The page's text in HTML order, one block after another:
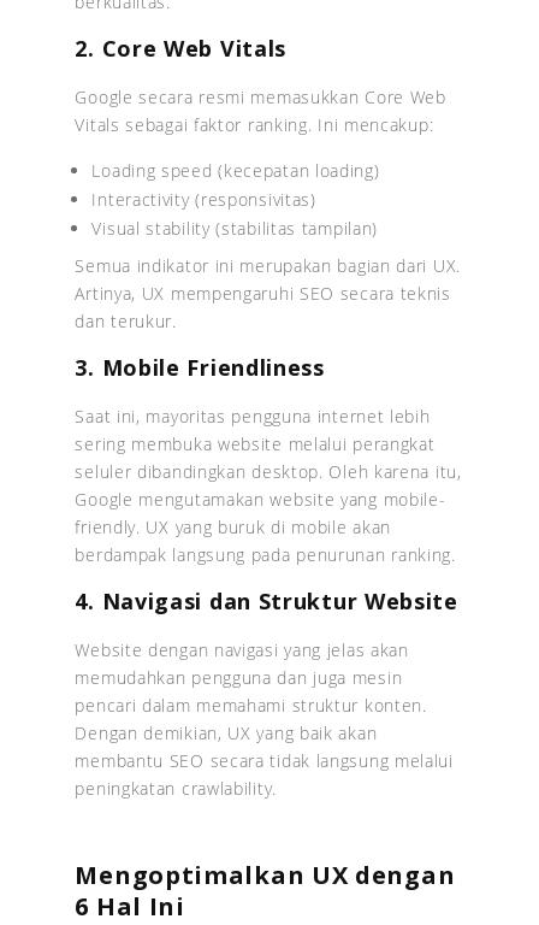
2. Core Web Vitals
Google secara resmi memasukkan Core Web
Vitals sebagai faktor ranking. Ini mencakup:
Loading speed (kecepatan loading)
Interactivity (responsivitas)
Visual stability (stabilitas tampilan)
Semua indikator ini merupakan bagian dari UX.
Artinya, UX mempengaruhi SEO secara teknis
dan terukur.
3. Mobile Friendliness
Saat ini, mayoritas pengguna internet lebih
sering membuka website melalui perangkat
seluler dibandingkan desktop. Oleh karena itu,
Google mengutamakan website yang mobile-
friendly. UX yang buruk di mobile akan
berdampak langsung pada penurunan ranking.
4. Navigasi dan Struktur Website
Website dengan navigasi yang jelas akan
memudahkan pengguna dan juga mesin
pencari dalam memahami struktur konten.
Dengan demikian, UX yang baik akan
membantu SEO secara tidak langsung melalui
peningkatan crawlability.
Mengoptimalkan UX dengan
6 Hal Ini